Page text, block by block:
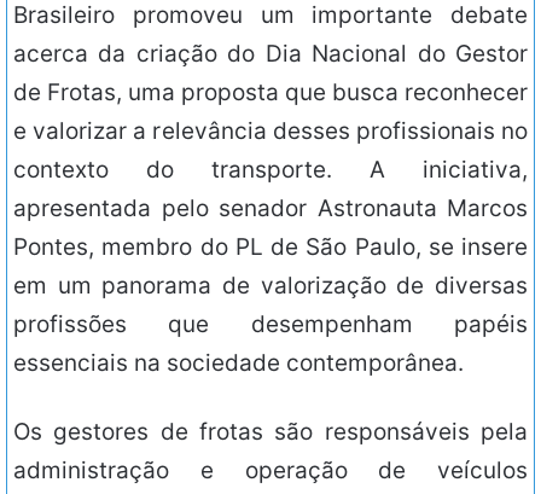
Brasileiro promoveu um importante debate
acerca da criação do Dia Nacional do Gestor
de Frotas, uma proposta que busca reconhecer
e valorizar a relevância desses profissionais no
contexto do transporte. A iniciativa,
apresentada pelo senador Astronauta Marcos
Pontes, membro do PL de São Paulo, se insere
em um panorama de valorização de diversas
profissões que desempenham papéis
essenciais na sociedade contemporânea.
Os gestores de frotas são responsáveis pela
administração e operação de veículos